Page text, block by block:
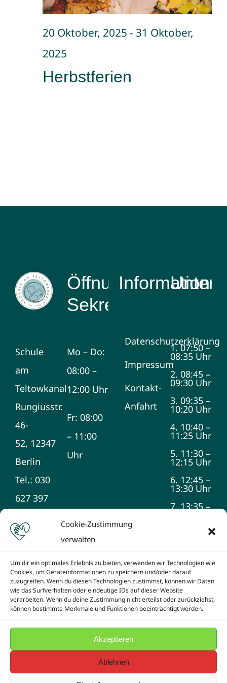
Cookie-Zustimmung
verwalten
Um dir ein optimales Erlebnis zu bieten, verwenden wir Technologien wie
Cookies, um Geräteinformationen zu speichern und/oder darauf
zuzugreifen. Wenn du diesen Technologien zustimmst, können wir Daten
wie das Surfverhalten oder eindeutige IDs auf dieser Website
verarbeiten. Wenn du deine Zustimmung nicht erteilst oder zurückziehst,
können bestimmte Merkmale und Funktionen beeinträchtigt werden.
Akzeptieren
Ablehnen
Herbstferien
20 Oktober, 2025 - 31 Oktober,
2025
Schule
am
Teltowkanal
Rungiusstr.
46-
52, 12347
Berlin
Tel.: 030
627 397
Öffnungszeiten
Sekretariat
Mo – Do:
08:00 –
12:00 Uhr
Fr: 08:00
– 11:00
Uhr
Information
Datenschutzerklärung
Impressum
Kontakt-
Anfahrt
1. 07:50 –
08:35 Uhr
2. 08:45 –
09:30 Uhr
3. 09:35 –
10:20 Uhr
4. 10:40 –
11:25 Uhr
5. 11:30 –
12:15 Uhr
6. 12:45 –
13:30 Uhr
7. 13:35 –
8. 14:25 –
9. 15:15 –
16:00 Uhr
SJB-Netzwerk e.V.powered by